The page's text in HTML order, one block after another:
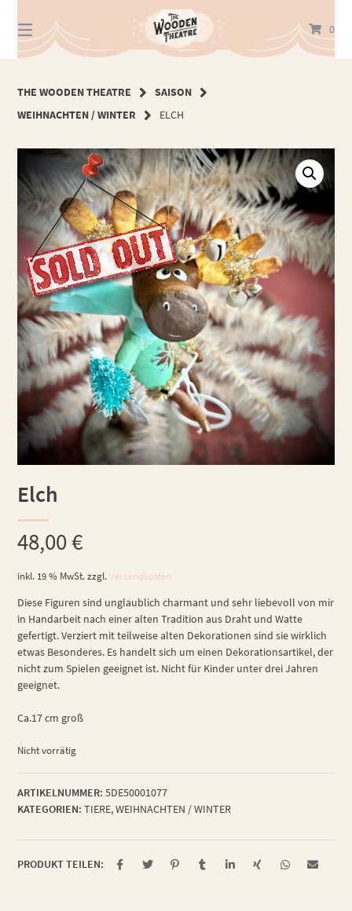
zum
Inhalt
0
THE WOODEN THEATRE
SAISON
WEIHNACHTEN / WINTER
ELCH
Elch
48,00€
inkl. 19 % MwSt. zzgl.Versandkosten
Diese Figuren sind unglaublich charmant und sehr liebevoll von mir
in Handarbeit nach einer alten Tradition aus Draht und Watte
gefertigt. Verziert mit teilweise alten Dekorationen sind sie wirklich
etwas Besonderes. Es handelt sich um einen Dekorationsartikel, der
nicht zum Spielen geeignet ist. Nicht für Kinder unter drei Jahren
geeignet.
Ca.17 cm groß
Nicht vorrätig
ARTIKELNUMMER: 5DE50001077
KATEGORIEN: TIERE,WEIHNACHTEN / WINTER
PRODUKT TEILEN: